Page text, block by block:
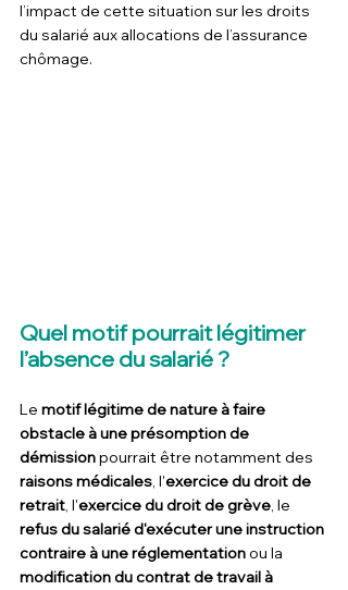
l’impact de cette situation sur les droits
du salarié aux allocations de l’assurance
chômage.
Quel motif pourrait légitimer
l’absence du salarié ?
Le motif légitime de nature à faire
obstacle à une présomption de
démission pourrait être notamment des
raisons médicales, l'exercice du droit de
retrait, l'exercice du droit de grève, le
refus du salarié d'exécuter une instruction
contraire à une réglementation ou la
modification du contrat de travail à